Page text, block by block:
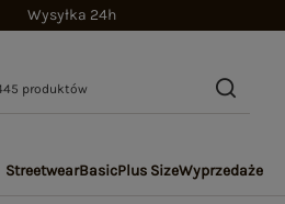
Wysyłka 24h
StreetwearBasicPlus SizeWyprzedaże